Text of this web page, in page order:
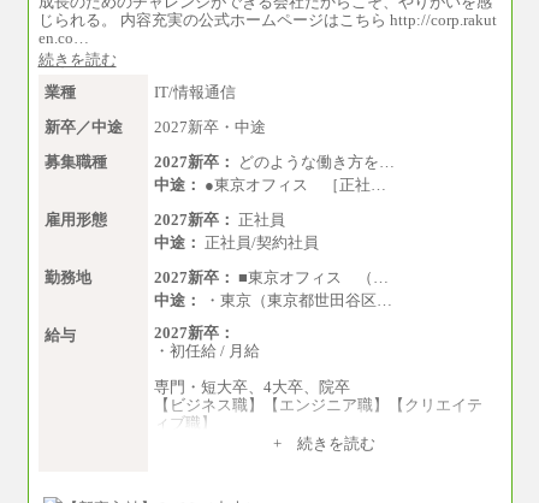
じられる。 内容充実の公式ホームページはこちら http://corp.rakut
en.co…
続きを読む
業種
IT/情報通信
新卒／中途
2027新卒・中途
募集職種
2027新卒：
どのような働き方を…
中途： ●東京オフィス ［正社…
雇用形態
2027新卒： 正社員
中途： 正社員/契約社員
勤務地
2027新卒： ■東京オフィス （…
中途：
・東京（東京都世田谷区…
給与
2027新卒：
・初任給 / 月給
専門・短大卒、4大卒、院卒
【ビジネス職】【エンジニア職】【クリエイテ
ィブ職】
+ 続きを読む